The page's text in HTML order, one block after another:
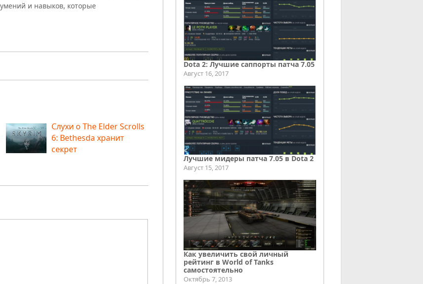
и навыков, которые
Слухи о The Elder Scrolls
6: Bethesda хранит
секрет
Dota 2: Лучшие саппорты патча 7.05
Август 16, 2017
Лучшие мидеры патча 7.05 в Dota 2
Август 15, 2017
Как увеличить свой личный
рейтинг в World of Tanks
самостоятельно
Октябрь 7, 2013